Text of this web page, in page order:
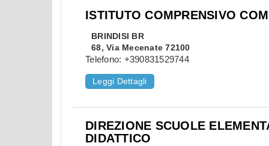
ISTITUTO COMPRENSIVO
BRINDISI BR
68, Via Mecenate 72100
Telefono: +390831529744
Leggi Dettagli
DIREZIONE SCUOLE
DIDATTICO